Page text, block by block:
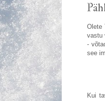
Olete
vastu
-
see
Kui